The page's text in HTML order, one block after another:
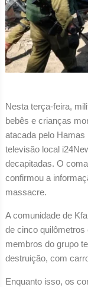
Nesta terça-feira,
bebês e crianças
atacada pelo Hamas
televisão local
decapitadas. O
confirmou a
massacre.
A comunidade de
de cinco quilômetros
membros do grupo
destruição, com
Enquanto isso, os